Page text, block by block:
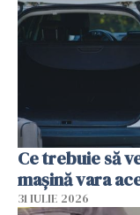
Ce trebuie să
mașină vara
31 IULIE 2026